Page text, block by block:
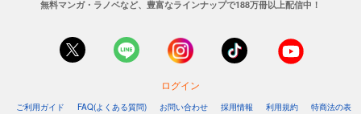
無料マンガ・ラノベなど、豊富なラインナップで188万冊以上配信中！
ログイン
ご利用ガイド FAQ(よくある質問) お問い合わせ 採用情報 利用規約
特商法の表